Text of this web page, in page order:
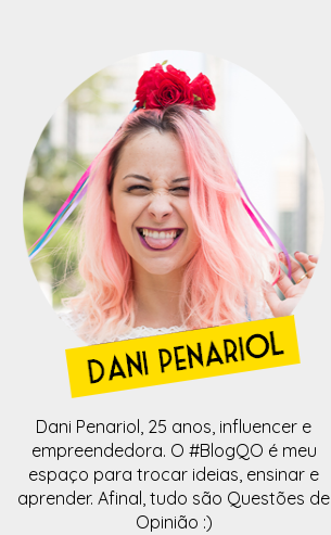
Dani Penariol, 25 anos, influencer e
empreendedora. O #BlogQO é meu
espaço para trocar ideias, ensinar e
aprender. Afinal, tudo são Questões de
Opinião :)